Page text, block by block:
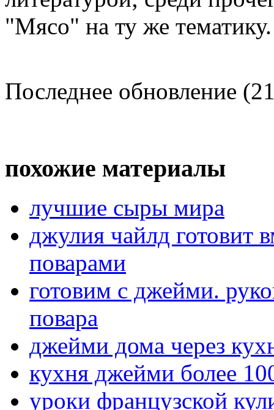
"Мясо" на ту же тематику.
Последнее обновление
похожие материалы
лучшие сыры мира
джулия чайлд готовит
поварами
готовим с джейми.
повара
джейми дома через
кухня джейми более
уроки французской